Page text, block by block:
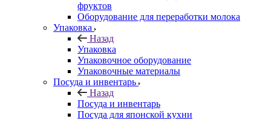
фруктов
Оборудование для переработки молока
Упаковка
Назад
Упаковка
Упаковочное оборудование
Упаковочные материалы
Посуда и инвентарь
Назад
Посуда и инвентарь
Посуда для японской кухни